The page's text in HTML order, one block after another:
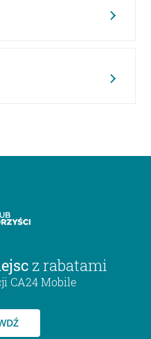
z rabatami
CA24 Mobile